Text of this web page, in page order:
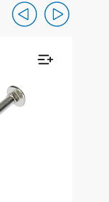
добавлен к